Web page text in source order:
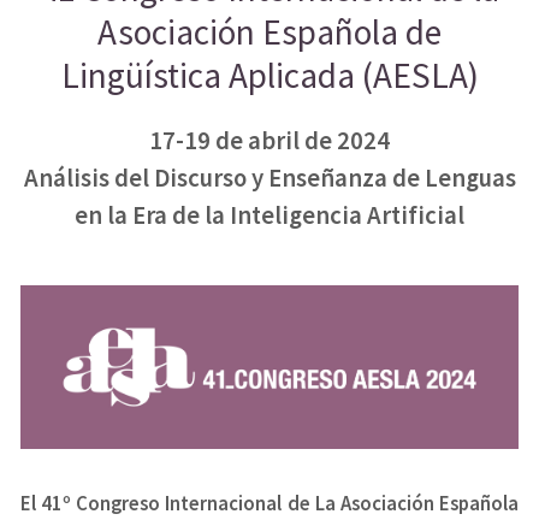
Asociación Española de
Lingüística Aplicada (AESLA)
17-19 de abril de 2024
Análisis del Discurso y Enseñanza de Lenguas
en la Era de la Inteligencia Artificial
El 41º Congreso Internacional de La Asociación Española